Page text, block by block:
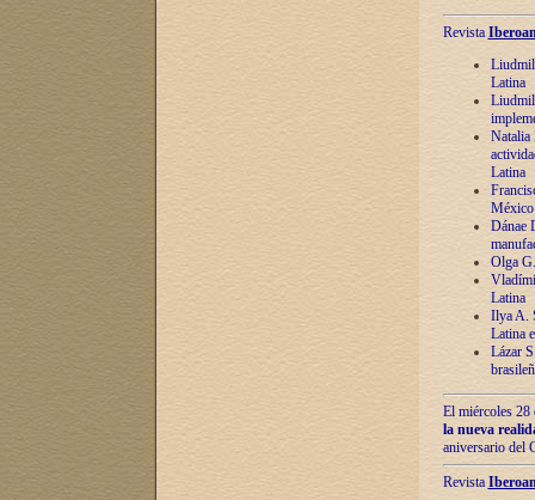
Revista
Latina
Natalia
Latina
México
Dánae
Olga
Latina
Ilya A.
Latina
Lázar
El miércoles 28
la nueva
aniversario del
Revista